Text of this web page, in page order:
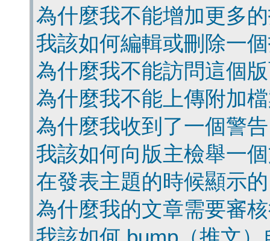
為什麼我不能增加更多
我該如何編輯或刪除一
為什麼我不能訪問這個
為什麼我不能上傳附加
為什麼我收到了一個警
我該如何向版主檢舉一
在發表主題的時候顯示
為什麼我的文章需要審